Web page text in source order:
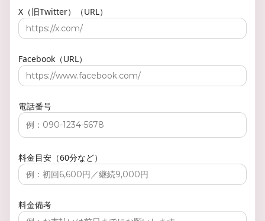
X（旧Twitter）（URL）
Facebook（URL）
電話番号
料金目安（60分など）
料金備考